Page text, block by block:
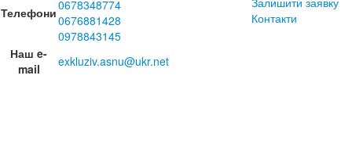
Телефони0678348774
0676881428
0978843145
Наш e-
mail
exkluziv.asnu@ukr.net
Контакти